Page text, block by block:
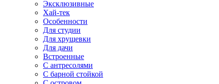
Эксклюзивные
Хай-тек
Особенности
Для студии
Для хрущевки
Для дачи
Встроенные
С антресолями
С барной стойкой